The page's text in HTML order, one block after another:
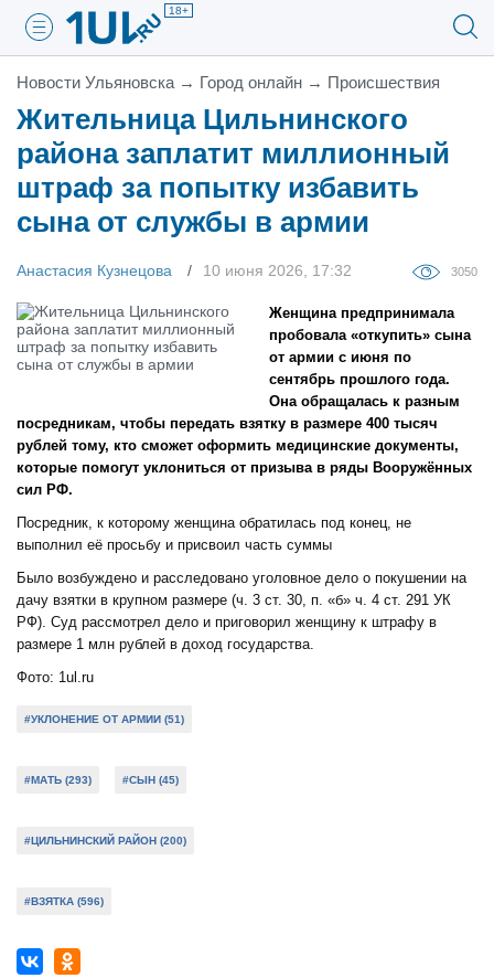
18+
Новости Ульяновска → Город онлайн → Проиcшествия
Жительница Цильнинского
района заплатит миллионный
штраф за попытку избавить
сына от службы в армии
Анастасия Кузнецова 10 июня 2026, 17:32 3050
Женщина предпринимала
пробовала «откупить» сына
от армии с июня по
сентябрь прошлого года.
Она обращалась к разным
посредникам, чтобы передать взятку в размере 400 тысяч
рублей тому, кто сможет оформить медицинские документы,
которые помогут уклониться от призыва в ряды Вооружённых
сил РФ.
Посредник, к которому женщина обратилась под конец, не
выполнил её просьбу и присвоил часть суммы
Было возбуждено и расследовано уголовное дело о покушении на
дачу взятки в крупном размере (ч. 3 ст. 30, п. «б» ч. 4 ст. 291 УК
РФ). Суд рассмотрел дело и приговорил женщину к штрафу в
размере 1 млн рублей в доход государства.
Фото: 1ul.ru
#УКЛОНЕНИЕ ОТ АРМИИ (51)
#МАТЬ (293) #СЫН (45)
#ЦИЛЬНИНСКИЙ РАЙОН (200)
#ВЗЯТКА (596)